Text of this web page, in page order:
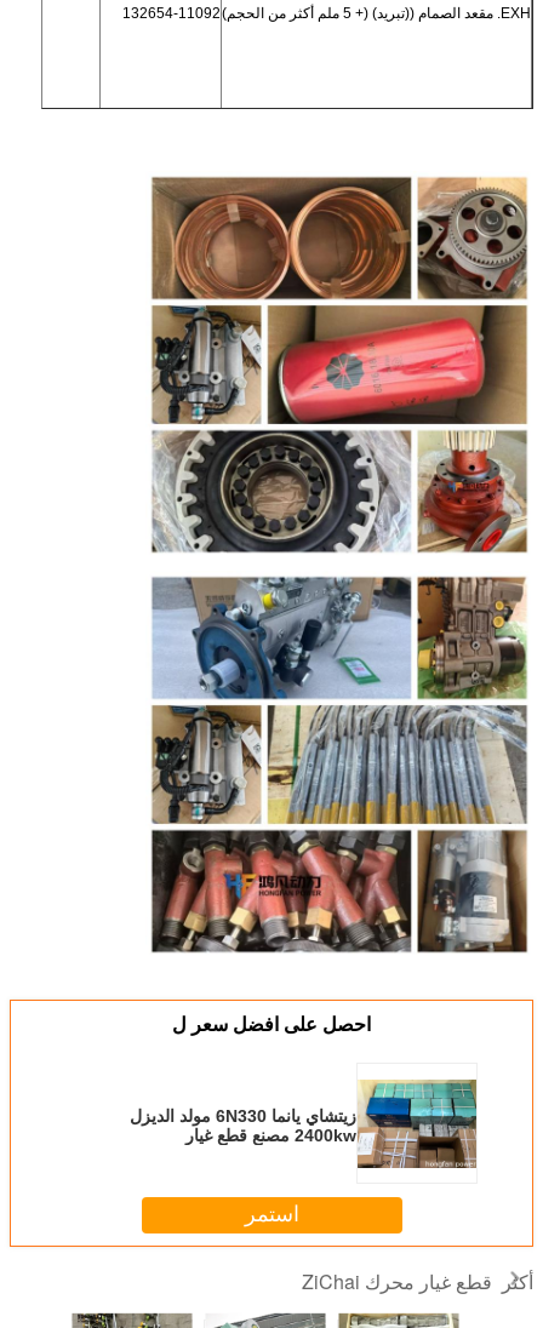
EXH. مقعد الصمام ((تبريد) (+ 5 ملم أكثر من الحجم) 132654-11092
احصل على افضل سعر ل
زيتشاي يانما 6N330 مولد الديزل
2400kw مصنع قطع غيار
استمر
أكثر قطع غيار محرك ZiChai